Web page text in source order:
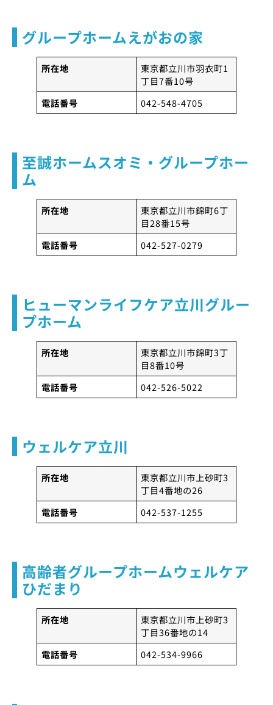
グループホームえがおの家
所在地
東京都立川市羽衣町1
丁目7番10号
電話番号
042-548-4705
至誠ホームスオミ・グループホー
ム
所在地
東京都立川市錦町6丁
目28番15号
電話番号
042-527-0279
ヒューマンライフケア立川グルー
プホーム
所在地
東京都立川市錦町3丁
目8番10号
電話番号
042-526-5022
ウェルケア立川
所在地
東京都立川市上砂町3
丁目4番地の26
電話番号
042-537-1255
高齢者グループホームウェルケア
ひだまり
所在地
東京都立川市上砂町3
丁目36番地の14
電話番号
042-534-9966